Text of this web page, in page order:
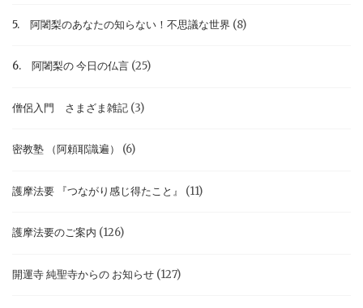
5. 阿闍梨のあなたの知らない！不思議な世界 (8)
6. 阿闍梨の 今日の仏言 (25)
僧侶入門 さまざま雑記 (3)
密教塾 （阿頼耶識遍） (6)
護摩法要 『つながり感じ得たこと』 (11)
護摩法要のご案内 (126)
開運寺 純聖寺からの お知らせ (127)